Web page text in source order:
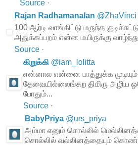
Source ·
Rajan Radhamanalan @ZhaVinci
100 ஆர்டி வாங்கிட்டு மருந்த
அதுக்கப்பறம் என்ன மயிருக்கு
Source ·
கிறுக்கி @iam_lolitta
என்னால என்னை பாத்துக்க
தேவையில்லைங்கற திமிரு அழிய
போதும்...
Source ·
BabyPriya @urs_priya
அம்மா எனும் சொல்லில்
சொல்லில் வல்லினத்தையும் கொண்ட